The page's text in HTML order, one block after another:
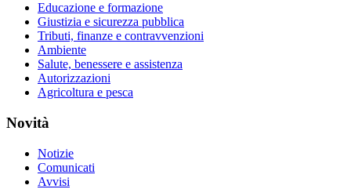
Educazione e formazione
Giustizia e sicurezza pubblica
Tributi, finanze e contravvenzioni
Ambiente
Salute, benessere e assistenza
Autorizzazioni
Agricoltura e pesca
Novità
Notizie
Comunicati
Avvisi